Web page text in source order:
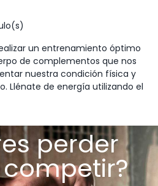
un entrenamiento óptimo
de complementos que nos
nuestra condición física y
Llénate de energía utilizando el
perder